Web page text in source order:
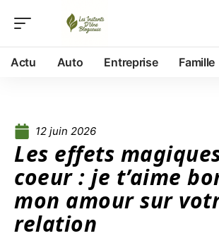
Actu Auto Entreprise Famille
12 juin 2026
Les effets
coeur : je t’aime
mon amour sur
relation